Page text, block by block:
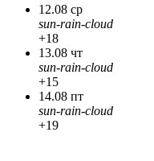
12.08 ср
sun-rain-cloud
+18
13.08 чт
sun-rain-cloud
+15
14.08 пт
sun-rain-cloud
+19